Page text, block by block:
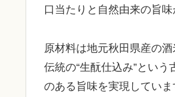
口当たりと自然由来の旨味
原材料は地元秋田県産の
伝統の“生酛仕込み”とい
のある旨味を実現していま